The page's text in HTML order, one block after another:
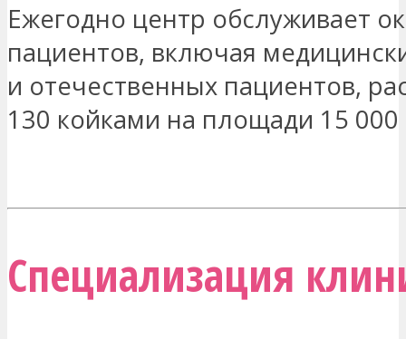
Ежегодно центр обслуживает
пациентов, включая
и отечественных пациентов,
130 койками на площади 15 000
Специализация